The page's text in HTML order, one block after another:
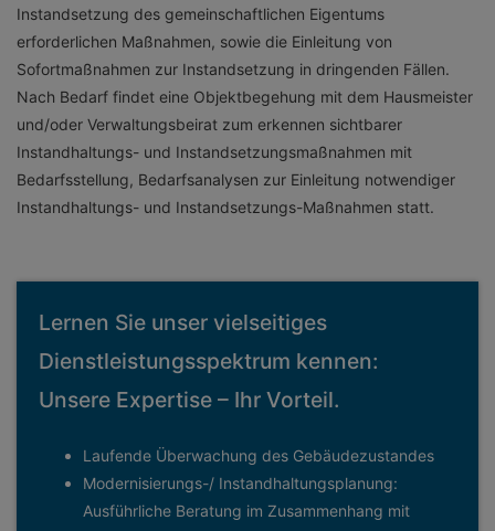
Instandsetzung des gemeinschaftlichen Eigentums
erforderlichen Maßnahmen, sowie die Einleitung von
Sofortmaßnahmen zur Instandsetzung in dringenden Fällen.
Nach Bedarf findet eine Objektbegehung mit dem Hausmeister
und/oder Verwaltungsbeirat zum erkennen sichtbarer
Instandhaltungs- und Instandsetzungsmaßnahmen mit
Bedarfsstellung, Bedarfsanalysen zur Einleitung notwendiger
Instandhaltungs- und Instandsetzungs-Maßnahmen statt.
Lernen Sie unser vielseitiges
Dienstleistungsspektrum kennen:
Unsere Expertise – Ihr Vorteil.
Laufende Überwachung des Gebäudezustandes
Modernisierungs-/ Instandhaltungsplanung:
Ausführliche Beratung im Zusammenhang mit